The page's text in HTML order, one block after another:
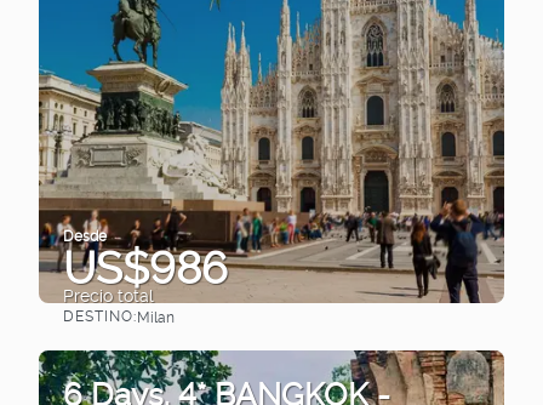
Desde
US$986
Precio total
DESTINO:Milan
6 Days. 4* BANGKOK -